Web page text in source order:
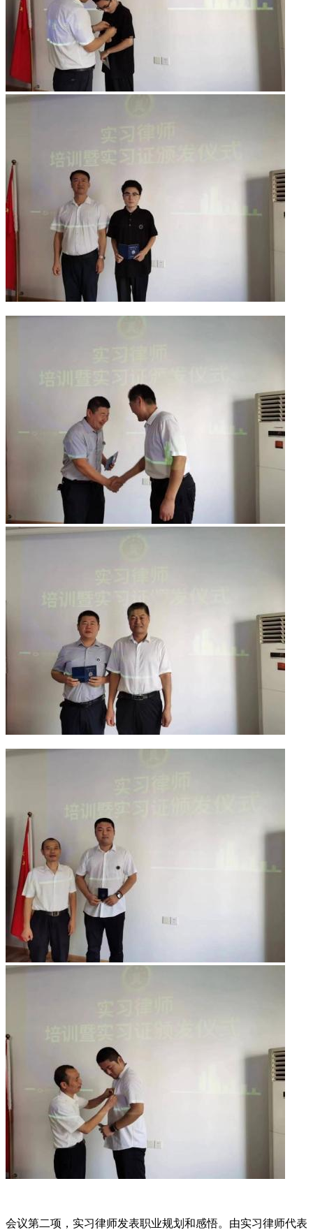
会议第二项，实习律师发表职业规划和感悟。由实习律师代表